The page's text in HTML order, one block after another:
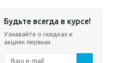
Будьте всегда в курсе!
Узнавайте о скидках и
акциях первым